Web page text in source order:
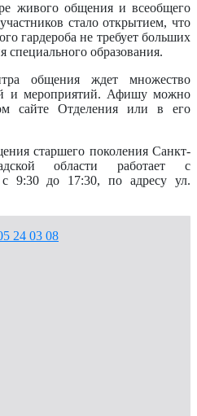
живого общения и всеобщего
стало открытием, что
гардероба не требует больших
специального образования.
общения ждет множество
и мероприятий. Афишу можно
сайте Отделения или в его
старшего поколения Санкт-
области работает с
9:30 до 17:30, по адресу ул.